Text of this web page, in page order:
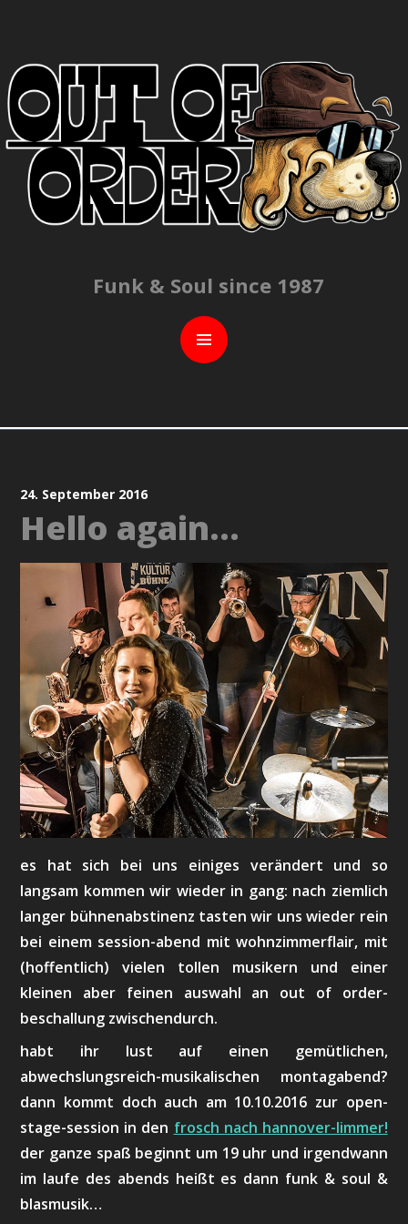
Funk & Soul since 1987
24. September 2016
Hello again…
es hat sich bei uns einiges verändert und so
langsam kommen wir wieder in gang: nach ziemlich
langer bühnenabstinenz tasten wir uns wieder rein
bei einem session-abend mit wohnzimmerflair, mit
(hoffentlich) vielen tollen musikern und einer
kleinen aber feinen auswahl an out of order-
beschallung zwischendurch.
habt ihr lust auf einen gemütlichen,
abwechslungsreich-musikalischen montagabend?
dann kommt doch auch am 10.10.2016 zur open-
stage-session in den frosch nach hannover-limmer!
der ganze spaß beginnt um 19 uhr und irgendwann
im laufe des abends heißt es dann funk & soul &
blasmusik…